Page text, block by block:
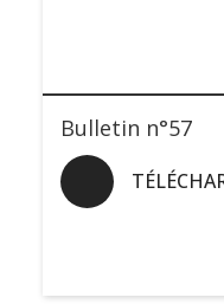
Bulletin n°57